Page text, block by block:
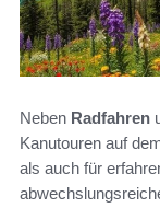
Neben Radfahren
Kanutouren auf
als auch für